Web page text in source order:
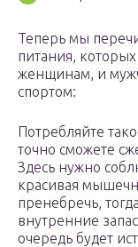
Теперь мы
питания,
женщинам, и
спортом:
Потребляйте
точно сможете
Здесь нужно
красивая
пренебречь,
внутренние
очередь будет